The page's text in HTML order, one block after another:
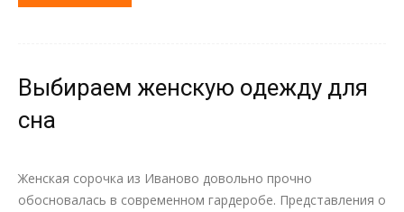
Выбираем женскую одежду для
сна
Женская сорочка из Иваново довольно прочно
обосновалась в современном гардеробе. Представления о